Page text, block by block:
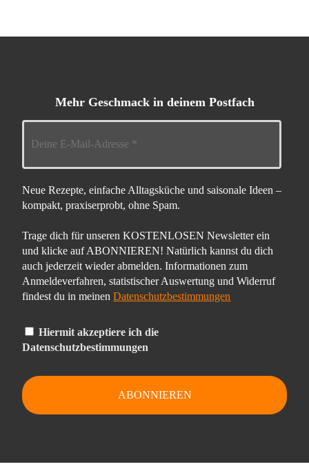
Mehr Geschmack in deinem Postfach
Neue Rezepte, einfache Alltagsküche und saisonale Ideen –
kompakt, praxiserprobt, ohne Spam.
Trage dich für unseren KOSTENLOSEN Newsletter ein
und klicke auf ABONNIEREN! Natürlich kannst du dich
auch jederzeit wieder abmelden. Informationen zum
Anmeldeverfahren, statistischer Auswertung und Widerruf
findest du in meinenDatenschutzbestimmungen
Hiermit akzeptiere ich die
Datenschutzbestimmungen